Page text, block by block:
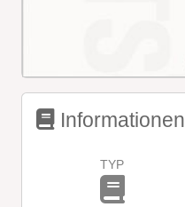
Informationen
TYP